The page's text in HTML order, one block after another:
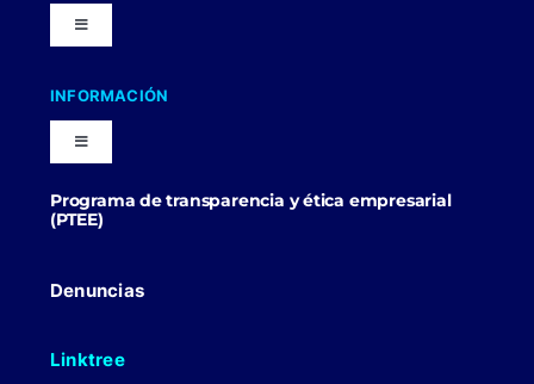
Toggle
Navigation
Nuestra Compañia
Trabaja con nosotros
INFORMACIÓN
Toggle
Navigation
Blog
Contactenos
Politicas Comerciales
Programa de transparencia y ética empresarial
(PTEE)
Denuncias
Linktree